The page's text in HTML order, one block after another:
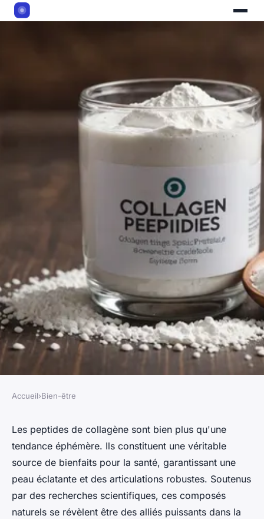
Peptides de collagène : la clé
pour une santé optimale
Chloé •4 janvier 2025•5 min de lecture
Accueil›Bien-être
Les peptides de collagène sont bien plus qu'une
tendance éphémère. Ils constituent une véritable
source de bienfaits pour la santé, garantissant une
peau éclatante et des articulations robustes. Soutenus
par des recherches scientifiques, ces composés
naturels se révèlent être des alliés puissants dans la